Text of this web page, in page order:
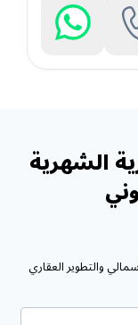
الشهرية
والتطوير العقاري